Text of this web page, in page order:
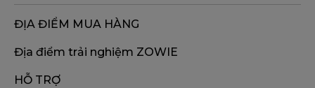
ĐỊA ĐIỂM MUA HÀNG
Địa điểm trải nghiệm ZOWIE
HỖ TRỢ